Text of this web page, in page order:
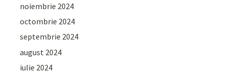
noiembrie 2024
octombrie 2024
septembrie 2024
august 2024
iulie 2024